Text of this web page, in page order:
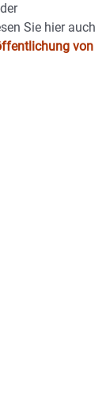
Sie hier auch
von